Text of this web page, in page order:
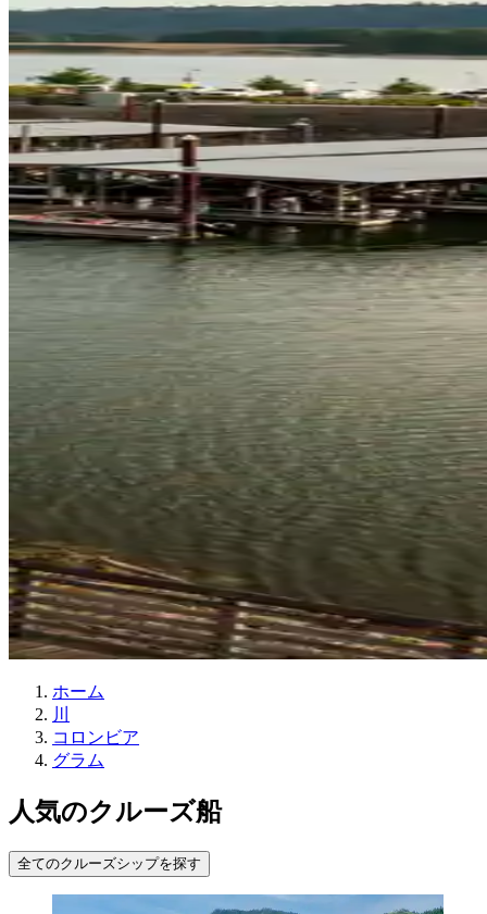
ホーム
川
コロンビア
グラム
人気のクルーズ船
全てのクルーズシップを探す